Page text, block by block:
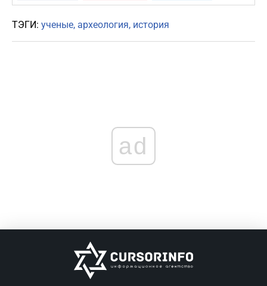
ТЭГИ: ученые археология история
ad